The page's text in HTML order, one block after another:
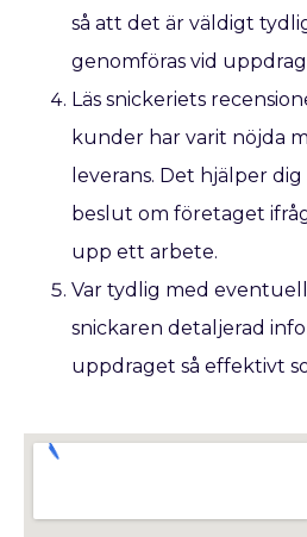
så att det är väldigt
genomföras vid
Läs snickeriets
kunder har varit nöjda
leverans. Det hjälper
beslut om företaget
upp ett arbete.
Var tydlig med
snickaren detaljerad
uppdraget så effektivt